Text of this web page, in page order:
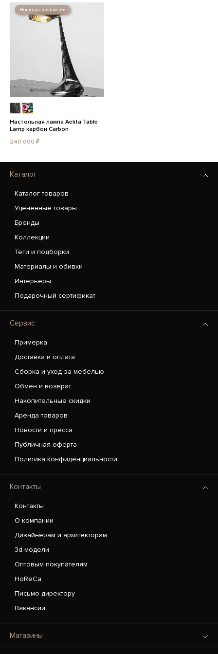
Новинка в наличии
Настольная лампа Aelita Table
Lamp карбон Carbon
240 000 ₽
Каталог
Каталог товаров
Уценённые товары
Бренды
Коллекции
Теги и подборки
Материалы и обивки
Интерьеры
Подарочный сертификат
Сервис
Примерка
Доставка и оплата
Сборка и уход за мебелью
Обмен и возврат
Накопительные скидки
Аренда товаров
Новости и пресса
Публичная оферта
Политика конфиденциальности
Контакты
Контакты
О компании
Дизайнерам и архитекторам
3d-модели
Оптовым покупателям
HoReCa
Письмо директору
Вакансии
Магазины